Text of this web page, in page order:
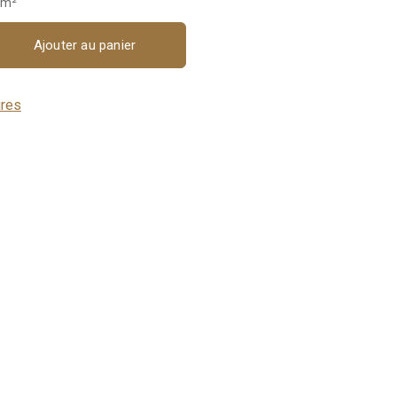
Ajouter au panier